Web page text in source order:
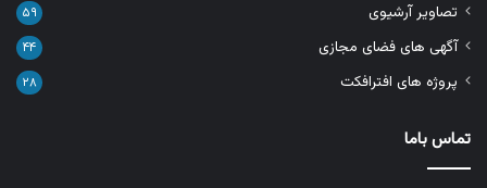
تصاویر آرشیوی ۵۹
آگهی های فضای مجازی ۴۴
پروژه های افترافکت ۲۸
تماس باما